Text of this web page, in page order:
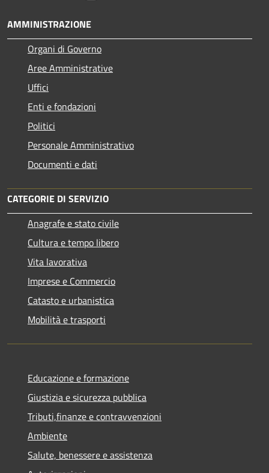
AMMINISTRAZIONE
Organi di Governo
Aree Amministrative
Uffici
Enti e fondazioni
Politici
Personale Amministrativo
Documenti e dati
CATEGORIE DI SERVIZIO
Anagrafe e stato civile
Cultura e tempo libero
Vita lavorativa
Imprese e Commercio
Catasto e urbanistica
Mobilità e trasporti
Educazione e formazione
Giustizia e sicurezza pubblica
Tributi,finanze e contravvenzioni
Ambiente
Salute, benessere e assistenza